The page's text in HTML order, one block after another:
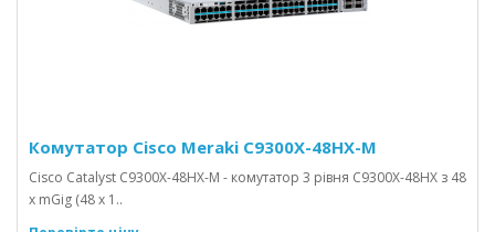
Комутатор Cisco Meraki C9300X-48HX-M
Cisco Catalyst C9300X-48HX-M - комутатор 3 рівня C9300X-48HX з 48
х mGig (48 x 1..